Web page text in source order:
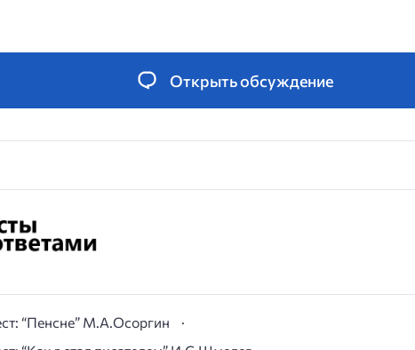
Открыть обсуждение
“Пенсне” М.А.Осоргин